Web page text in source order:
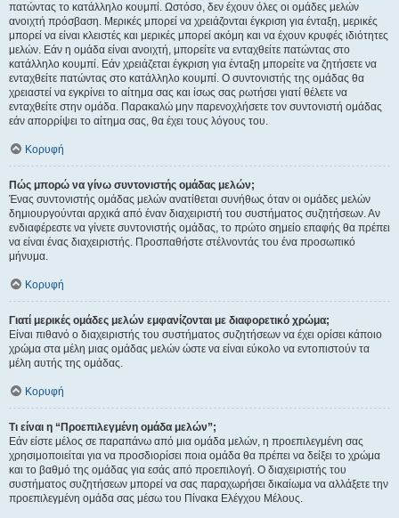
πατώντας το κατάλληλο κουμπί. Ωστόσο, δεν έχουν όλες οι ομάδες μελών
ανοιχτή πρόσβαση. Μερικές μπορεί να χρειάζονται έγκριση για ένταξη, μερικές
μπορεί να είναι κλειστές και μερικές μπορεί ακόμη και να έχουν κρυφές ιδιότητες
μελών. Εάν η ομάδα είναι ανοιχτή, μπορείτε να ενταχθείτε πατώντας στο
κατάλληλο κουμπί. Εάν χρειάζεται έγκριση για ένταξη μπορείτε να ζητήσετε να
ενταχθείτε πατώντας στο κατάλληλο κουμπί. Ο συντονιστής της ομάδας θα
χρειαστεί να εγκρίνει το αίτημα σας και ίσως σας ρωτήσει γιατί θέλετε να
ενταχθείτε στην ομάδα. Παρακαλώ μην παρενοχλήσετε τον συντονιστή ομάδας
εάν απορρίψει το αίτημα σας, θα έχει τους λόγους του.
Κορυφή
Πώς μπορώ να γίνω συντονιστής ομάδας μελών;
Ένας συντονιστής ομάδας μελών ανατίθεται συνήθως όταν οι ομάδες μελών
δημιουργούνται αρχικά από έναν διαχειριστή του συστήματος συζητήσεων. Αν
ενδιαφέρεστε να γίνετε συντονιστής ομάδας, το πρώτο σημείο επαφής θα πρέπει
να είναι ένας διαχειριστής. Προσπαθήστε στέλνοντάς του ένα προσωπικό
μήνυμα.
Κορυφή
Γιατί μερικές ομάδες μελών εμφανίζονται με διαφορετικό χρώμα;
Είναι πιθανό ο διαχειριστής του συστήματος συζητήσεων να έχει ορίσει κάποιο
χρώμα στα μέλη μιας ομάδας μελών ώστε να είναι εύκολο να εντοπιστούν τα
μέλη αυτής της ομάδας.
Κορυφή
Τι είναι η “Προεπιλεγμένη ομάδα μελών”;
Εάν είστε μέλος σε παραπάνω από μια ομάδα μελών, η προεπιλεγμένη σας
χρησιμοποιείται για να προσδιορίσει ποια ομάδα θα πρέπει να δείξει το χρώμα
και το βαθμό της ομάδας για εσάς από προεπιλογή. Ο διαχειριστής του
συστήματος συζητήσεων μπορεί να σας παραχωρήσει δικαίωμα να αλλάξετε την
προεπιλεγμένη ομάδα σας μέσω του Πίνακα Ελέγχου Μέλους.